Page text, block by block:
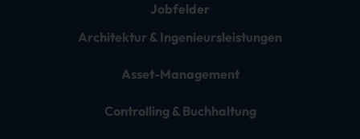
Jobfelder
Architektur & Ingenieursleistungen
Asset-Management
Controlling & Buchhaltung